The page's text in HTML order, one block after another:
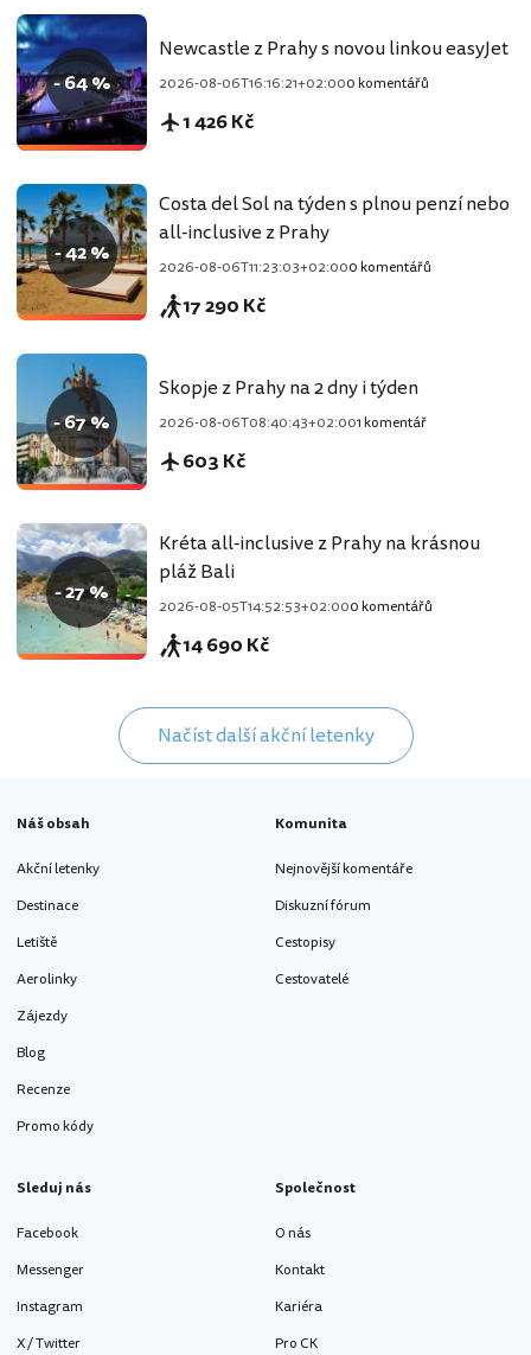
- 64 %
Newcastle z Prahy s novou linkou easyJet
2026-08-06T16:16:21+02:000 komentářů
1 426 Kč
- 42 %
Costa del Sol na týden s plnou penzí nebo
all-inclusive z Prahy
2026-08-06T11:23:03+02:000 komentářů
17 290 Kč
- 67 %
Skopje z Prahy na 2 dny i týden
2026-08-06T08:40:43+02:001 komentář
603 Kč
- 27 %
Kréta all-inclusive z Prahy na krásnou
pláž Bali
2026-08-05T14:52:53+02:000 komentářů
14 690 Kč
Načíst další akční letenky
Náš obsah
Akční letenky
Destinace
Letiště
Aerolinky
Zájezdy
Blog
Recenze
Promo kódy
Komunita
Nejnovější komentáře
Diskuzní fórum
Cestopisy
Cestovatelé
Sleduj nás
Facebook
Messenger
Instagram
X / Twitter
Společnost
O nás
Kontakt
Kariéra
Pro CK